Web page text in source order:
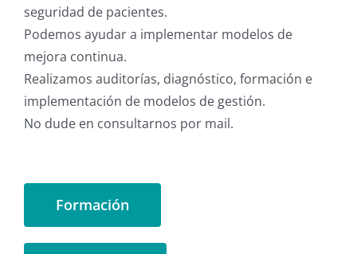
seguridad de pacientes.
Podemos ayudar a implementar modelos de
mejora continua.
Realizamos auditorías, diagnóstico, formación e
implementación de modelos de gestión.
No dude en consultarnos por mail.
Formación